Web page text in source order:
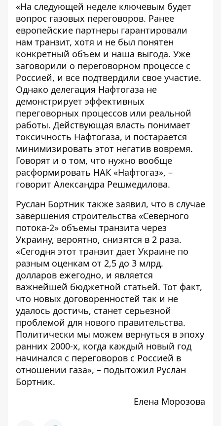
«На следующей неделе ключевым будет
вопрос газовых переговоров. Ранее
европейские партнеры гарантировали
нам транзит, хотя и не был понятен
конкретный объем и наша выгода. Уже
заговорили о переговорном процессе с
Россией, и все подтвердили свое участие.
Однако делегация Нафтогаза не
демонстрирует эффективных
переговорных процессов или реальной
работы. Действующая власть понимает
токсичность Нафтогаза, и постарается
минимизировать этот негатив вовремя.
Говорят и о том, что нужно вообще
расформировать НАК «Нафтогаз», –
говорит Александра Решмедилова.
Руслан Бортник также заявил, что в случае
завершения строительства «Северного
потока-2» объемы транзита через
Украину, вероятно, снизятся в 2 раза.
«Сегодня этот транзит дает Украине по
разным оценкам от 2,5 до 3 млрд.
долларов ежегодно, и является
важнейшей бюджетной статьей. Тот факт,
что новых договоренностей так и не
удалось достичь, станет серьезной
проблемой для нового правительства.
Политически мы можем вернуться в эпоху
ранних 2000-х, когда каждый новый год
начинался с переговоров с Россией в
отношении газа», – подытожил Руслан
Бортник.
Елена Морозова